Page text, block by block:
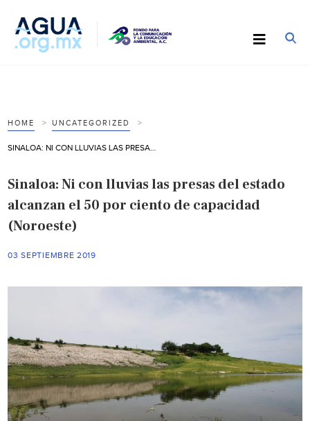
HOME UNCATEGORIZED
Sinaloa: Ni con lluvias las presas del estado
alcanzan el 50 por ciento de capacidad
(Noroeste)
03 SEPTIEMBRE 2019